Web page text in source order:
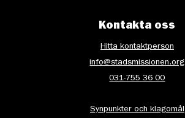
Kontakta oss
Hitta kontaktperson
info@stadsmissionen.org
031-755 36 00
Synpunkter och klagomål